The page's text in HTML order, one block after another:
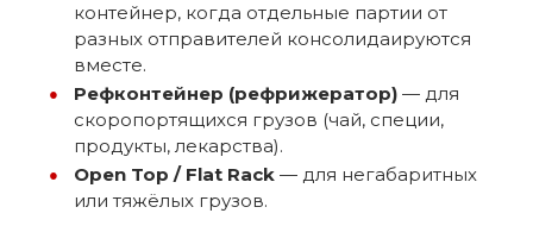
контейнер, когда отдельные партии от
разных отправителей консолидаируются
вместе.
Рефконтейнер (рефрижератор) — для
скоропортящихся грузов (чай, специи,
продукты, лекарства).
Open Top / Flat Rack — для негабаритных
или тяжёлых грузов.